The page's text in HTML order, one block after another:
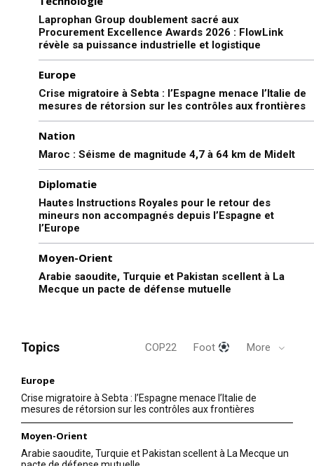
Sissi, le dictateur préféré de
Donald Trump
14 September 2019
In "USA"
Laprophan Group doublement sacré aux
Procurement Excellence Awards 2026 : FlowLink
révèle sa puissance industrielle et logistique
Europe
Crise migratoire à Sebta : l’Espagne menace l’Italie de
mesures de rétorsion sur les contrôles aux frontières
Nation
Maroc : Séisme de magnitude 4,7 à 64 km de Midelt
Diplomatie
Hautes Instructions Royales pour le retour des
mineurs non accompagnés depuis l’Espagne et
l’Europe
Moyen-Orient
Arabie saoudite, Turquie et Pakistan scellent à La
Mecque un pacte de défense mutuelle
Topics COP22 Foot More
Europe
Crise migratoire à Sebta : l’Espagne menace l’Italie de
mesures de rétorsion sur les contrôles aux frontières
Moyen-Orient
Arabie saoudite, Turquie et Pakistan scellent à La Mecque un